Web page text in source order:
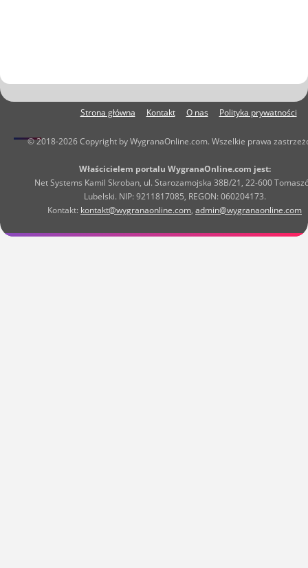
Strona główna Kontakt O nas Polityka prywatności
© 2018-2026 Copyright by WygranaOnline.com. Wszelkie prawa
Właścicielem portalu WygranaOnline.com jest:
Net Systems Kamil Skroban, ul. Starozamojska 38B/21, 22-600
Lubelski. NIP: 9211817085, REGON: 060204173.
Kontakt: kontakt@wygranaonline.com, admin@wygranaonline.com